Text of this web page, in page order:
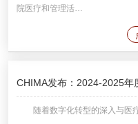
院医疗和管理活…
CHIMA发布：2024-2025
随着数字化转型的深入与医